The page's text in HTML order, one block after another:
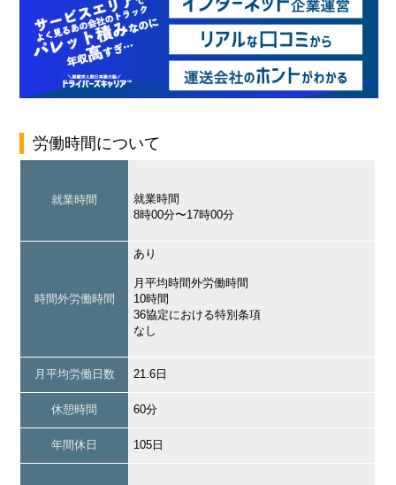
労働時間について
就業時間
就業時間
8時00分〜17時00分
時間外労働時間
あり
月平均時間外労働時間
10時間
36協定における特別条項
なし
月平均労働日数 21.6日
休憩時間 60分
年間休日 105日